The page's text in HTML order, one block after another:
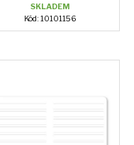
SKLADEM
Kód: 10101156